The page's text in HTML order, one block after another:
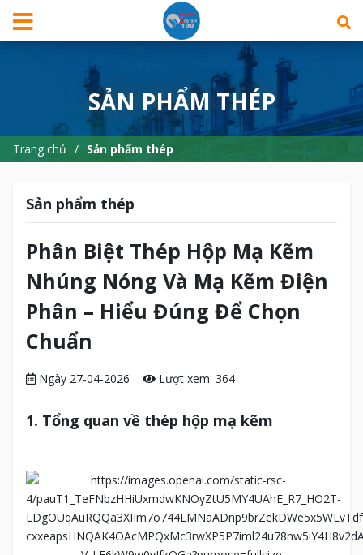
SẢN PHẨM THÉP
Trang chủ Sản phẩm thép
Sản phẩm thép
Phân Biệt Thép Hộp Mạ Kẽm
Nhúng Nóng Và Mạ Kẽm Điện
Phân – Hiểu Đúng Để Chọn
Chuẩn
Ngày 27-04-2026 Lượt xem: 364
1. Tổng quan về thép hộp mạ kẽm